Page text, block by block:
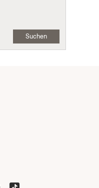
Suchen